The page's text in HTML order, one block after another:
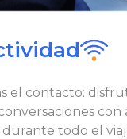
el contacto:
con
durante todo el